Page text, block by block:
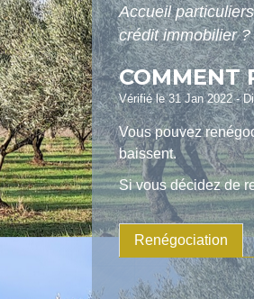
Accueil
crédit immobilier ?
COMMENT
Vérifié le 31 Jan 2022 -
Vous pouvez
baissent.
Si vous décidez de
Renégociation